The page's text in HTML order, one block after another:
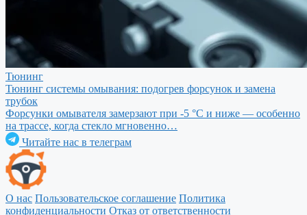
Тюнинг
Тюнинг системы омывания: подогрев форсунок и замена
трубок
Форсунки омывателя замерзают при -5 °C и ниже — особенно
на трассе, когда стекло мгновенно…
Читайте нас в телеграм
О нас Пользовательское соглашение Политика
конфиденциальности Отказ от ответственности